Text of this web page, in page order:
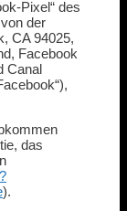
Pixel“ des
der
CA 94025,
Facebook
Canal
das
).